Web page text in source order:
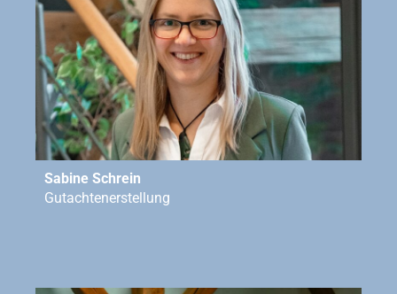
Sabine Schrein
Gutachtenerstellung